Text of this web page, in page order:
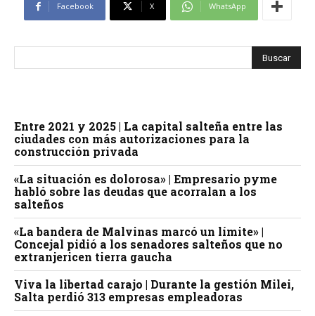
Facebook X WhatsApp
Entre 2021 y 2025 | La capital salteña entre las
ciudades con más autorizaciones para la
construcción privada
«La situación es dolorosa» | Empresario pyme
habló sobre las deudas que acorralan a los
salteños
«La bandera de Malvinas marcó un límite» |
Concejal pidió a los senadores salteños que no
extranjericen tierra gaucha
Viva la libertad carajo | Durante la gestión Milei,
Salta perdió 313 empresas empleadoras